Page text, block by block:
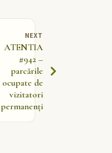
NEXT
ATENTIA
#942 –
parcările
ocupate de
vizitatori
permanenți